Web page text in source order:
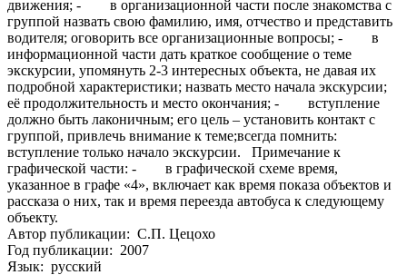
движения; - в организационной части после знакомства с
группой назвать свою фамилию, имя, отчество и представить
водителя; оговорить все организационные вопросы; - в
информационной части дать краткое сообщение о теме
экскурсии, упомянуть 2-3 интересных объекта, не давая их
подробной характеристики; назвать место начала экскурсии;
её продолжительность и место окончания; - вступление
должно быть лаконичным; его цель – установить контакт с
группой, привлечь внимание к теме;всегда помнить:
вступление только начало экскурсии. Примечание к
графической части: - в графической схеме время,
указанное в графе «4», включает как время показа объектов и
рассказа о них, так и время переезда автобуса к следующему
объекту.
Автор публикации: С.П. Цецохо
Год публикации: 2007
Язык: русский